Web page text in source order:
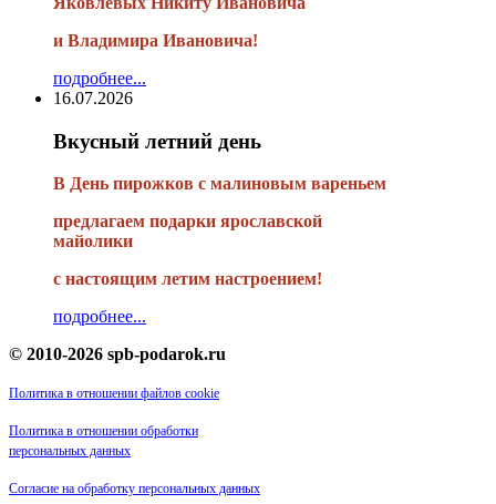
и Владимира Ивановича!
подробнее...
16.07.2026
Вкусный летний день
В День пирожков с малиновым вареньем
предлагаем подарки ярославской
майолики
с настоящим летим настроением!
подробнее...
© 2010-2026 spb-podarok.ru
Политика в отношении файлов cookie
Политика в отношении обработки
персональных данных
Согласие на обработку персональных данных